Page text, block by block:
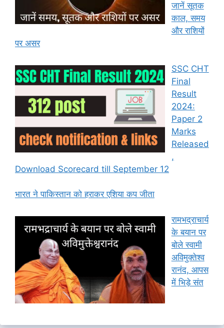
जानें सूतक
काल, समय
और राशियों
पर असर
SSC CHT
Final
Result
2024:
Paper 2
Marks
Released
,
Download Scorecard till September 12
भारत ने पाकिस्तान को हराकर एशिया कप जीता
रामभद्राचार्य
के बयान पर
बोले स्वामी
अविमुक्तेश्व
रानंद, आपस
में भिड़े संत